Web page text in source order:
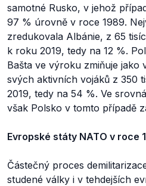
samotné Rusko, v jehož
97 % úrovně v roce 1989.
zredukovala Albánie, z 65
k roku 2019, tedy na 12 %.
Bašta ve výroku zmiňuje jako
svých aktivních vojáků z 350
2019, tedy na 54 %. Ve
však Polsko v tomto případě
Evropské státy NATO v roce
Částečný proces
studené války i v tehdejších